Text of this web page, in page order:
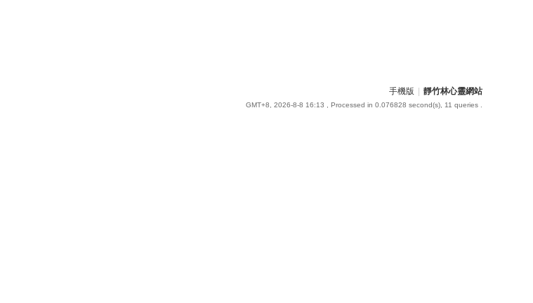
手機版 靜竹林心靈網站
GMT+8, 2026-8-8 16:13 , Processed in 0.076828 second(s), 11 queries .